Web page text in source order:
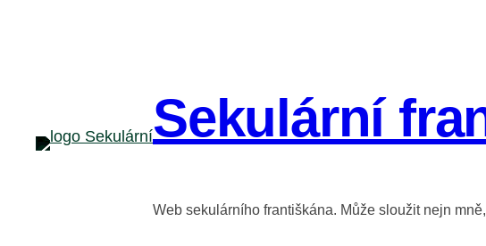
Sekulární
Web sekulárního františkána. Může sloužit nejn